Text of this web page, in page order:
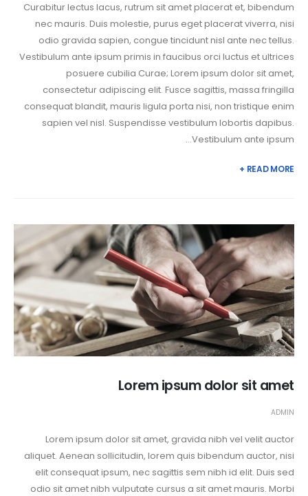
Curabitur lectus lacus, rutrum sit amet placerat et, bibendum
nec mauris. Duis molestie, purus eget placerat viverra, nisi
odio gravida sapien, congue tincidunt nisl ante nec tellus.
Vestibulum ante ipsum primis in faucibus orci luctus et ultrices
posuere cubilia Curae; Lorem ipsum dolor sit amet,
consectetur adipiscing elit. Fusce sagittis, massa fringilla
consequat blandit, mauris ligula porta nisi, non tristique enim
sapien vel nisl. Suspendisse vestibulum lobortis dapibus.
Vestibulum ante ipsum...
READ MORE +
Lorem ipsum dolor sit amet
ADMIN
Lorem ipsum dolor sit amet, gravida nibh vel velit auctor
aliquet. Aenean sollicitudin, lorem quis bibendum auctor, nisi
elit consequat ipsum, nec sagittis sem nibh id elit. Duis sed
odio sit amet nibh vulputate cursus a sit amet mauris. Morbi